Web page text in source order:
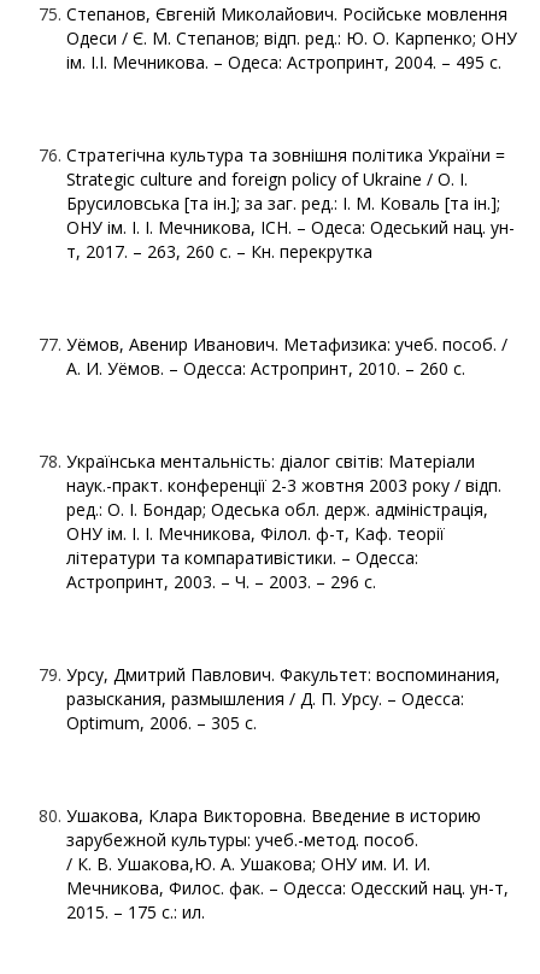
Степанов, Євгеній Миколайович. Російське мовлення
Одеси / Є. М. Степанов; відп. ред.: Ю. О. Карпенко; ОНУ
ім. І.І. Мечникова. – Одеса: Астропринт, 2004. – 495 с.
Стратегічна культура та зовнішня політика України =
Strategic culture and foreign policy of Ukraine / О. І.
Брусиловська [та ін.]; за заг. ред.: І. М. Коваль [та ін.];
ОНУ ім. І. І. Мечникова, ІСН. – Одеса: Одеський нац. ун-
т, 2017. – 263, 260 с. – Кн. перекрутка
Уёмов, Авенир Иванович. Метафизика: учеб. пособ. /
А. И. Уёмов. – Одесса: Астропринт, 2010. – 260 с.
Українська ментальність: діалог світів: Матеріали
наук.-практ. конференції 2-3 жовтня 2003 року / відп.
ред.: О. І. Бондар; Одеська обл. держ. адміністрація,
ОНУ ім. І. І. Мечникова, Філол. ф-т, Каф. теорії
літератури та компаративістики. – Одесса:
Астропринт, 2003. – Ч. – 2003. – 296 с.
Урсу, Дмитрий Павлович. Факультет: воспоминания,
разыскания, размышления / Д. П. Урсу. – Одесса:
Optimum, 2006. – 305 с.
Ушакова, Клара Викторовна. Введение в историю
зарубежной культуры: учеб.-метод. пособ.
/ К. В. Ушакова,Ю. А. Ушакова; ОНУ им. И. И.
Мечникова, Филос. фак. – Одесса: Одесский нац. ун-т,
2015. – 175 с.: ил.